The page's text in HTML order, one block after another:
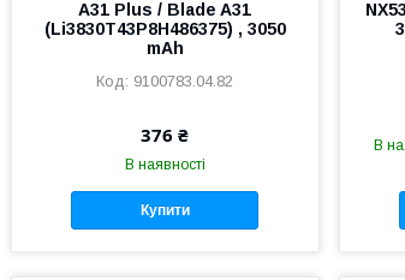
A31 Plus / Blade A31
(Li3830T43P8H486375) , 3050
mAh
9100783.04.82
376 ₴
В наявності
Купити
В